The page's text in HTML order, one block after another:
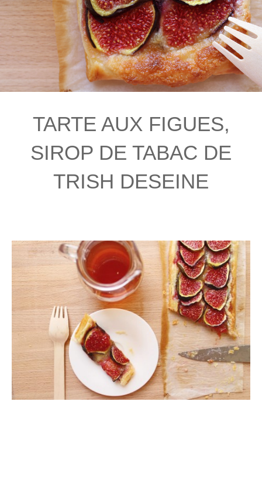
TARTE AUX FIGUES,
SIROP DE TABAC DE
TRISH DESEINE